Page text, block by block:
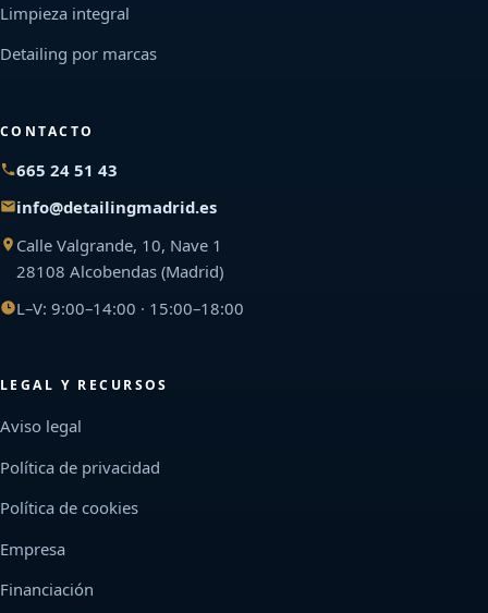
Limpieza integral
Detailing por marcas
CONTACTO
665 24 51 43
info@detailingmadrid.es
Calle Valgrande, 10, Nave 1
28108 Alcobendas (Madrid)
L–V: 9:00–14:00 · 15:00–18:00
LEGAL Y RECURSOS
Aviso legal
Política de privacidad
Política de cookies
Empresa
Financiación